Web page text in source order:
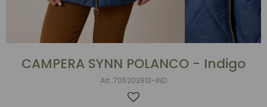
CAMPERA SYNN POLANCO - Indigo
705203813-IND